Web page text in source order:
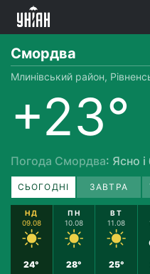
Смордва
Млинівський район,
+23°
Погода Смордва: Ясно
СЬОГОДНІ ЗАВТРА
НД
09.08
24°
ПН
10.08
28°
ВТ
11.08
25°